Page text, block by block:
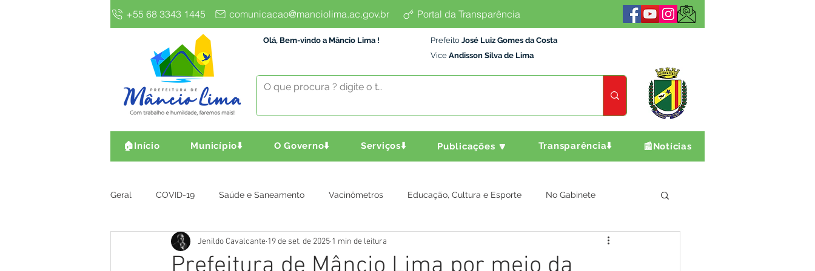
+55 68 3343 1445 comunicacao@manciolima.ac.gov.br Portal da Transparência
Olá, Bem-vindo a Mâncio Lima ! Prefeito José Luiz Gomes da Costa
Vice Andisson Silva de Lima
🏠Início Município⬇️ O Governo⬇️ Serviços⬇️ Publicações 🔽 Transparência⬇️ 📰Notícias
Geral COVID-19 Saúde e Saneamento Vacinômetros Educação, Cultura e Esporte No Gabinete
Gestão e Finanças Infra, Obra e Transporte Assistência Social Agricultura e Produção
Jenildo Cavalcante 19 de set. de 2025 1 min de leitura